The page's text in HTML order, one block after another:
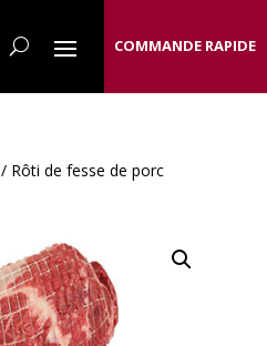
COMMANDE RAPIDE
/ Rôti de fesse de porc